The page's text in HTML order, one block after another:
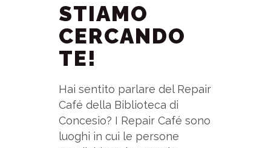
STIAMO
CERCANDO
TE!
Hai sentito parlare del Repair
Café della Biblioteca di
Concesio? I Repair Café sono
luoghi in cui le persone